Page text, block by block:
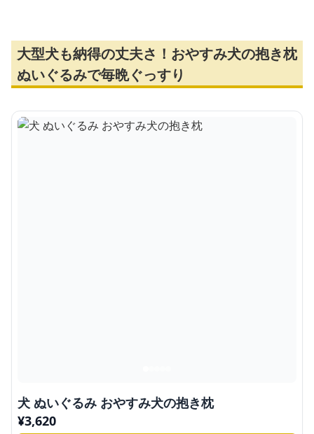
大型犬も納得の丈夫さ！おやすみ犬の抱き枕
ぬいぐるみで毎晩ぐっすり
犬 ぬいぐるみ おやすみ犬の抱き枕
¥3,620